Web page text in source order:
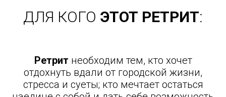
ДЛЯ КОГО ЭТОТ РЕТРИТ:
Ретрит необходим тем, кто хочет
отдохнуть вдали от городской жизни,
стресса и суеты; кто мечтает остаться